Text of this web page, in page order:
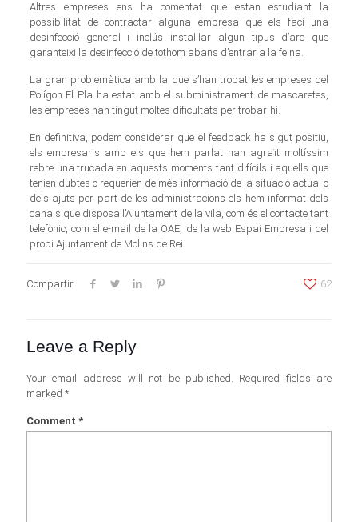
Altres empreses ens ha comentat que estan estudiant la
possibilitat de contractar alguna empresa que els faci una
desinfecció general i inclús instal·lar algun tipus d’arc que
garanteixi la desinfecció de tothom abans d’entrar a la feina.
La gran problemàtica amb la que s’han trobat les empreses del
Polígon El Pla ha estat amb el subministrament de mascaretes,
les empreses han tingut moltes dificultats per trobar-hi.
En definitiva, podem considerar que el feedback ha sigut positiu,
els empresaris amb els que hem parlat han agraït moltíssim
rebre una trucada en aquests moments tant difícils i aquells que
tenien dubtes o requerien de més informació de la situació actual o
dels ajuts per part de les administracions els hem informat dels
canals que disposa l’Ajuntament de la vila, com és el contacte tant
telefònic, com el e-mail de la OAE, de la web Espai Empresa i del
propi Ajuntament de Molins de Rei.
Compartir 62
Leave a Reply
Your email address will not be published. Required fields are
marked *
Comment *